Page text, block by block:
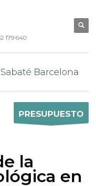
179 640
PRESUPUESTO
la
en